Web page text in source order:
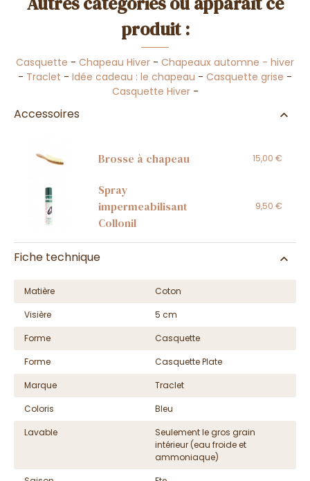
produit :
Casquette - Chapeau Hiver - Chapeaux automne - hiver
- Traclet - Idée cadeau : le chapeau - Casquette grise -
Casquette Hiver-
Accessoires
Brosse à chapeau 15,00 €
Spray
impermeabilisant
Collonil
9,50 €
Fiche technique
Matière
Coton
Visière
5 cm
Forme
Casquette
Forme
Casquette Plate
Marque
Traclet
Coloris
Bleu
Lavable
Seulement le gros grain
intérieur (eau froide et
ammoniaque)